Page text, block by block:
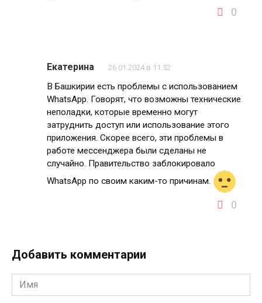
0
Екатерина 26.01.2024 в 11:52
В Башкирии есть проблемы с использованием
WhatsApp. Говорят, что возможны технические
неполадки, которые временно могут
затруднить доступ или использование этого
приложения. Скорее всего, эти проблемы в
работе мессенджера были сделаны не
случайно. Правительство заблокировало
WhatsApp по своим каким-то причинам.
0
Добавить комментарии
Имя
*